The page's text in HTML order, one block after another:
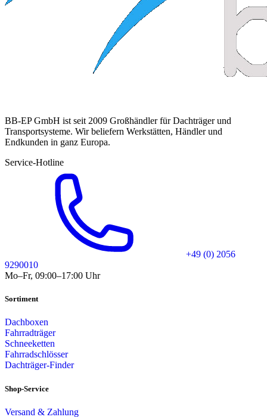
BB-EP GmbH ist seit 2009 Großhändler für Dachträger und
Transportsysteme. Wir beliefern Werkstätten, Händler und
Endkunden in ganz Europa.
Service-Hotline
+49 (0) 2056
9290010
Mo–Fr, 09:00–17:00 Uhr
Sortiment
Dachboxen
Fahrradträger
Schneeketten
Fahrradschlösser
Dachträger-Finder
Shop-Service
Versand & Zahlung